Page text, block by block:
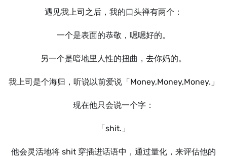
遇见我上司之后，我的口头禅有两个：
⼀个是表面的恭敬，嗯嗯好的。
另⼀个是暗地里⼈性的扭曲，去你妈的。
我上司是个海归，听说以前爱说「Money,Money,Money.」
现在他只会说⼀个字：
「shit.」
他会灵活地将 shit 穿插进话语中，通过量化，来评估他的